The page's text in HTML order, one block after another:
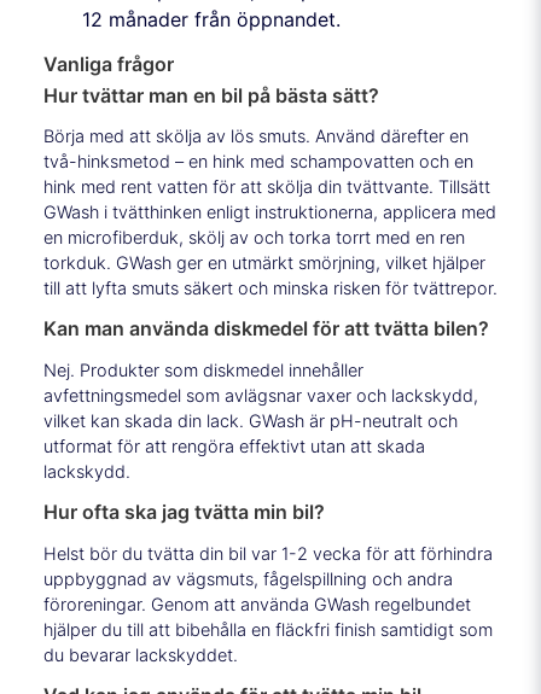
12 månader från öppnandet.
Vanliga frågor
Hur tvättar man en bil på bästa sätt?
Börja med att skölja av lös smuts. Använd därefter en
två-hinksmetod – en hink med schampovatten och en
hink med rent vatten för att skölja din tvättvante. Tillsätt
GWash i tvätthinken enligt instruktionerna, applicera med
en microfiberduk, skölj av och torka torrt med en ren
torkduk. GWash ger en utmärkt smörjning, vilket hjälper
till att lyfta smuts säkert och minska risken för tvättrepor.
Kan man använda diskmedel för att tvätta bilen?
Nej. Produkter som diskmedel innehåller
avfettningsmedel som avlägsnar vaxer och lackskydd,
vilket kan skada din lack. GWash är pH-neutralt och
utformat för att rengöra effektivt utan att skada
lackskydd.
Hur ofta ska jag tvätta min bil?
Helst bör du tvätta din bil var 1-2 vecka för att förhindra
uppbyggnad av vägsmuts, fågelspillning och andra
föroreningar. Genom att använda GWash regelbundet
hjälper du till att bibehålla en fläckfri finish samtidigt som
du bevarar lackskyddet.